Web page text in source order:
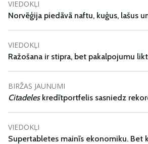
VIEDOKĻI
Norvēģija piedāvā naftu, kuģus, lašus
VIEDOKĻI
Ražošana ir stipra, bet pakalpojumu
BIRŽAS JAUNUMI
Citadeleskredītportfelis sasniedz
VIEDOKĻI
Supertabletes mainīs ekonomiku. Bet